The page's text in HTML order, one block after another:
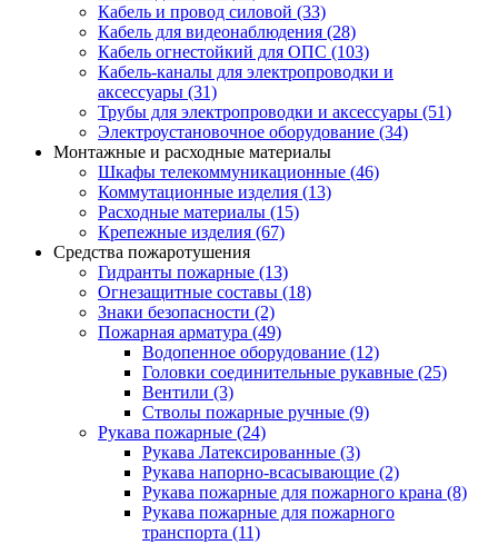
Кабель и провод силовой (33)
Кабель для видеонаблюдения (28)
Кабель огнестойкий для ОПС (103)
Кабель-каналы для электропроводки и
аксессуары (31)
Трубы для электропроводки и аксессуары (51)
Электроустановочное оборудование (34)
Монтажные и расходные материалы
Шкафы телекоммуникационные (46)
Коммутационные изделия (13)
Расходные материалы (15)
Крепежные изделия (67)
Средства пожаротушения
Гидранты пожарные (13)
Огнезащитные составы (18)
Знаки безопасности (2)
Пожарная арматура (49)
Водопенное оборудование (12)
Головки соединительные рукавные (25)
Вентили (3)
Стволы пожарные ручные (9)
Рукава пожарные (24)
Рукава Латексированные (3)
Рукава напорно-всасывающие (2)
Рукава пожарные для пожарного крана (8)
Рукава пожарные для пожарного
транспорта (11)